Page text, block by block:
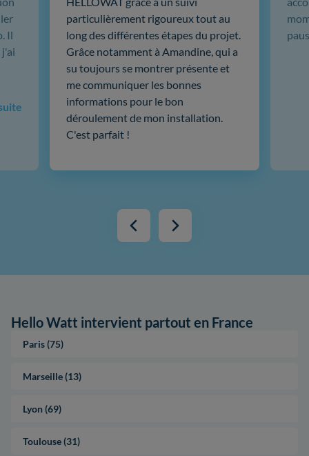
particulièrement rigoureux tout au
long des différentes étapes du projet.
Grâce notamment à Amandine, qui a
su toujours se montrer présente et
me communiquer les bonnes
informations pour le bon
déroulement de mon installation.
C'est parfait !
Il
Hello Watt intervient partout en France
Paris (75)
Marseille (13)
Lyon (69)
Toulouse (31)